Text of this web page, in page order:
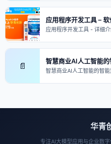
应用程序开发工具 –
应用程序开发工具 - 详细
📄 智慧商业AI人工智能
智慧商业AI人工智能的智
华青
专注AI大模型应用与企业数